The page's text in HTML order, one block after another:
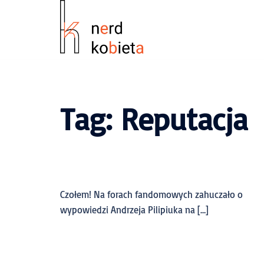
Tag: Reputacja
Czołem! Na forach fandomowych zahuczało o
wypowiedzi Andrzeja Pilipiuka na […]